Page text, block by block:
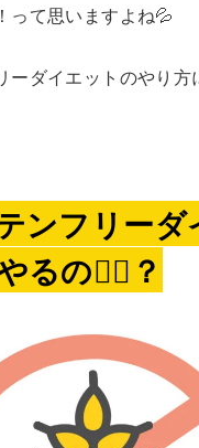
って思いますよね💦
ーダイエットのやり方
ンフリーダ
るの🤷‍♀️？